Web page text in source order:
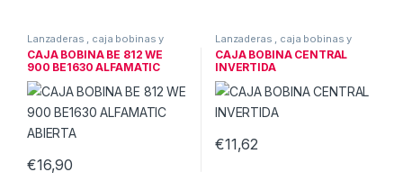
Lanzaderas , caja bobinas y
canillas,RECAMBIOS &
ACCESORIOS
CAJA BOBINA BE 812 WE
900 BE1630 ALFAMATIC
ABIERTA
€16,90
Lanzaderas , caja bobinas y
canillas,RECAMBIOS &
ACCESORIOS
CAJA BOBINA CENTRAL
INVERTIDA
€11,62